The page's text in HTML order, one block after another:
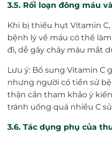
3.5. Rối loạn đông máu
Khi bị thiếu hụt Vitamin
bệnh lý về máu có thể
đi, dễ gây chảy máu mắt
Lưu ý: Bổ sung Vitamin C
nhưng người có tiền sử
thận cần tham khảo ý
tránh uống quá nhiều C
3.6. Tác dụng phụ của